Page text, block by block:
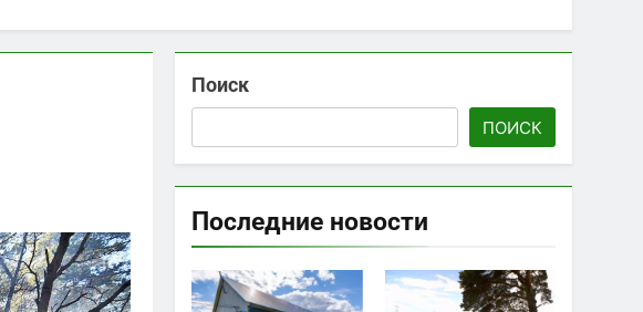
Поиск
ПОИСК
Последние новости